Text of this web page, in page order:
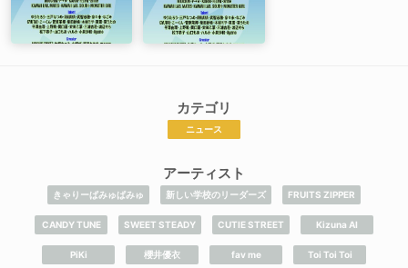
カテゴリ
ニュース
アーティスト
きゃりーぱみゅぱみゅ 新しい学校のリーダーズ FRUITS ZIPPER
CANDY TUNE SWEET STEADY CUTIE STREET ​Kizuna AI
PiKi 櫻井優衣 fav me Toi Toi Toi